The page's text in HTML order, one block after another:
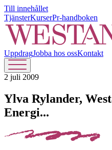
Till innehållet
TjänsterKurserPr-handboken
UppdragJobba hos ossKontakt
2 juli 2009
Ylva Rylander,
Energi...